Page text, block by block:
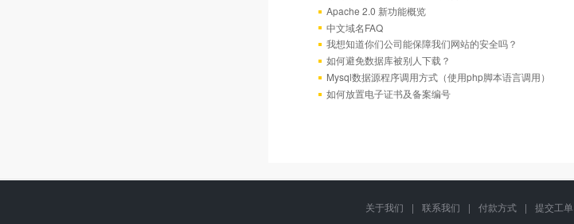
Apache 2.0 新功能概览
中文域名FAQ
我想知道你们公司能保障我们网站的安全吗？
如何避免数据库被别人下载？
Mysql数据源程序调用方式（使用php脚本语言调用）
如何放置电子证书及备案编号
关于我们 | 联系我们 | 付款方式 | 提交工单